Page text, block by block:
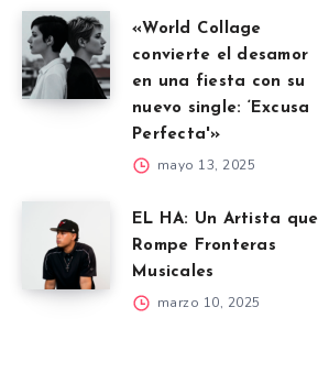
«World Collage
convierte el desamor
en una fiesta con su
nuevo single: ‘Excusa
Perfecta'»
mayo 13, 2025
EL HA: Un Artista que
Rompe Fronteras
Musicales
marzo 10, 2025